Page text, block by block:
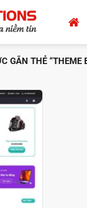
GẮN THẺ “THEME